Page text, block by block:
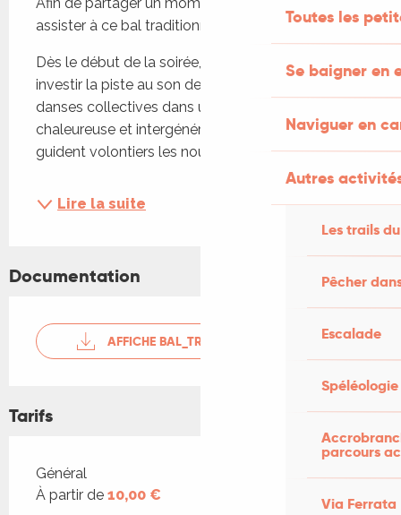
Toutes les
Se baigner en
Naviguer en
Autres
Les trails
Pêcher
Escalade
Spéléologie
parcours
Via Ferrata
assister à ce bal traditionnel !
Dès le début de la soirée, les danseurs vont
investir la piste au son des bourrées, valses, et
danses collectives dans une ambiance
chaleureuse et intergénérationnelle. Les habitués
guident volontiers les nouveaux venus,...
Lire la suite
Documentation
AFFICHE BAL_TRAD_USSEL
Tarifs
Tarifs 2026
Général
À partir de 10,00 €